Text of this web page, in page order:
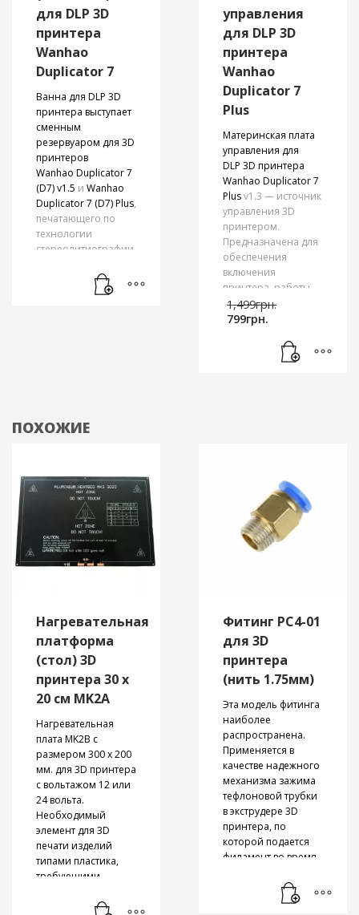
для DLP 3D
принтера
Wanhao
Duplicator 7
Ванна для DLP 3D
принтера выступает
сменным
резервуаром для 3D
принтеров
Wanhao Duplicator 7
(D7) v1.5 и Wanhao
Duplicator 7 (D7) Plus,
печатающего по
технологии
стереолитиографии. Также
необходима в при
определенного
управления
для DLP 3D
принтера
Wanhao
Duplicator 7
Plus
Материнская плата
управления для
DLP 3D принтера
Wanhao Duplicator 7
Plusv1.3 — источник
управления 3D
принтером.
Предназначена для
обеспечения
включения
принтера, работы
светодиода
время 3D печати,
винта для движения
1,499грн.
1,499грн..
799грн.
799грн..
ПОХОЖИЕ
Нагревательная
платформа
(стол) 3D
принтера 30 х
20 см MK2A
Нагревательная
плата MK2B с
размером 300 х 200
мм. для 3D принтера
с вольтажом 12 или
24 вольта.
Необходимый
элемент для 3D
печати изделий
типами пластика,
требующими
Для регулировки
Фитинг PC4-01
для 3D
принтера
(нить 1.75мм)
Эта модель фитинга
наиболее
распространена.
Применяется в
качестве надежного
механизма зажима
тефлоновой трубки
в экструдере 3D
принтера, по
которой подается
филамент во время
своей конструкции
фитинг позволяет